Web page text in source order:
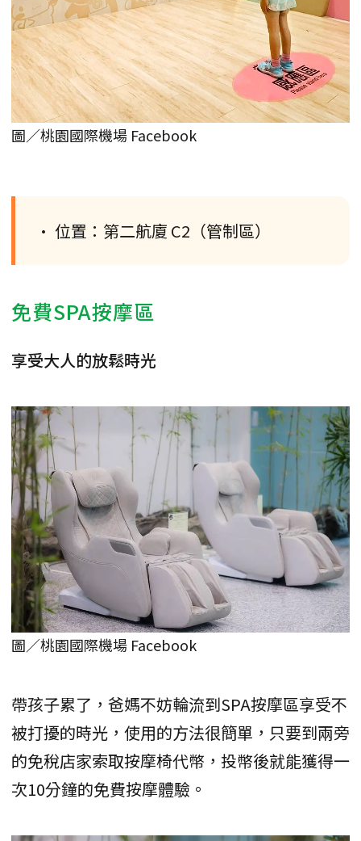
圖／桃園國際機場 Facebook
• 位置：第二航廈 C2（管制區）
免費SPA按摩區
享受大人的放鬆時光
圖／桃園國際機場 Facebook
帶孩子累了，爸媽不妨輪流到SPA按摩區享受不
被打擾的時光，使用的方法很簡單，只要到兩旁
的免稅店家索取按摩椅代幣，投幣後就能獲得一
次10分鐘的免費按摩體驗。